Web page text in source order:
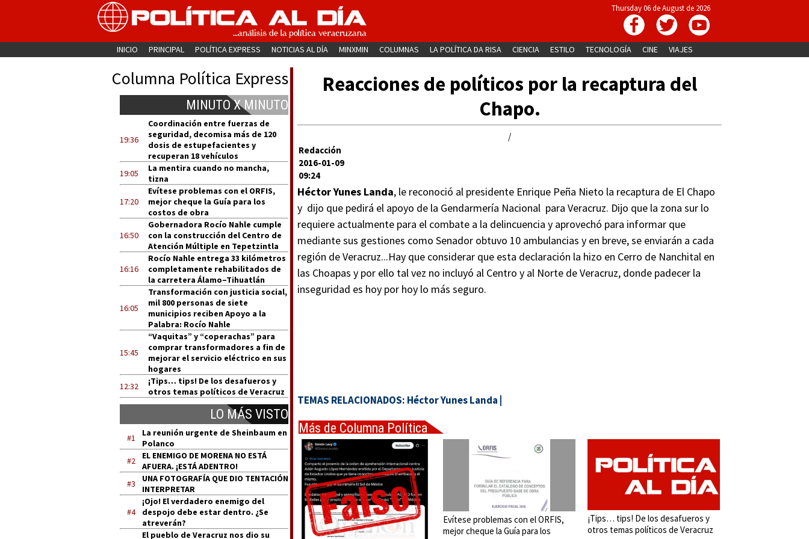
Thursday 06 de August de 2026
INICIO PRINCIPAL POLÍTICA EXPRESS NOTICIAS AL DÍA MINXMIN COLUMNAS LA POLÍTICA DA RISA CIENCIA ESTILO TECNOLOGÍA CINE VIAJES
Columna Política Express
MINUTO X MINUTO
19:36
Coordinación entre fuerzas de
seguridad, decomisa más de 120
dosis de estupefacientes y
recuperan 18 vehículos
19:05
La mentira cuando no mancha,
tizna
17:20
Evítese problemas con el ORFIS,
mejor cheque la Guía para los
costos de obra
16:50
Gobernadora Rocío Nahle cumple
con la construcción del Centro de
Atención Múltiple en Tepetzintla
16:16
Rocío Nahle entrega 33 kilómetros
completamente rehabilitados de
la carretera Álamo–Tihuatlán
16:05
Transformación con justicia social,
mil 800 personas de siete
municipios reciben Apoyo a la
Palabra: Rocío Nahle
15:45
“Vaquitas” y “coperachas” para
comprar transformadores a fin de
mejorar el servicio eléctrico en sus
hogares
12:32
¡Tips… tips! De los desafueros y
otros temas políticos de Veracruz
LO MÁS VISTO
#1
La reunión urgente de Sheinbaum en
Polanco
#2
EL ENEMIGO DE MORENA NO ESTÁ
AFUERA. ¡ESTÁ ADENTRO!
#3
UNA FOTOGRAFÍA QUE DIO TENTACIÓN
INTERPRETAR
#4
¡Ojo! El verdadero enemigo del
despojo debe estar dentro. ¿Se
atreverán?
El pueblo de Veracruz nos dio su
Reacciones de políticos por la recaptura del
Chapo.
/
Redacción
2016-01-09
09:24
Héctor Yunes Landa, le reconoció al presidente Enrique Peña Nieto la recaptura de El Chapo
y dijo que pedirá el apoyo de la Gendarmería Nacional para Veracruz. Dijo que la zona sur lo
requiere actualmente para el combate a la delincuencia y aprovechó para informar que
mediante sus gestiones como Senador obtuvo 10 ambulancias y en breve, se enviarán a cada
región de Veracruz...Hay que considerar que esta declaración la hizo en Cerro de Nanchital en
las Choapas y por ello tal vez no incluyó al Centro y al Norte de Veracruz, donde padecer la
inseguridad es hoy por hoy lo más seguro.
TEMAS RELACIONADOS: Héctor Yunes Landa
Más de Columna Política
Express
Evítese problemas con el ORFIS,
mejor cheque la Guía para los
¡Tips… tips! De los desafueros y
otros temas políticos de Veracruz